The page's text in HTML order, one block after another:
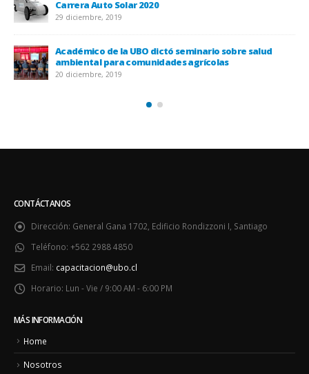
UBO llevó agua a vecinos de Til Til asolados por la sequía
20 diciembre, 2019
UBO reconoció labor de sus docentes del período
otoño 2019
18 diciembre, 2019
CONTÁCTANOS
Dirección: General Gana 1702, Edificio Rondizzoni I, Santiago
Teléfono: +562 2988 4850
Email: capacitacion@ubo.cl
Horario: Lun - Vie / 9:00 AM - 6:00 PM
MÁS INFORMACIÓN
Home
Nosotros